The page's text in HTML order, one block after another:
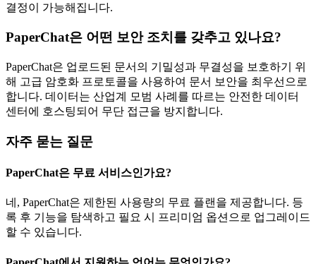
결정이 가능해집니다.
PaperChat은 어떤 보안 조치를 갖추고 있나요?
PaperChat은 업로드된 문서의 기밀성과 무결성을 보호하기 위
해 고급 암호화 프로토콜을 사용하여 문서 보안을 최우선으로
합니다. 데이터는 산업계 모범 사례를 따르는 안전한 데이터
센터에 호스팅되어 무단 접근을 방지합니다.
자주 묻는 질문
PaperChat은 무료 서비스인가요?
네, PaperChat은 제한된 사용량의 무료 플랜을 제공합니다. 등
록 후 기능을 탐색하고 필요 시 프리미엄 옵션으로 업그레이드
할 수 있습니다.